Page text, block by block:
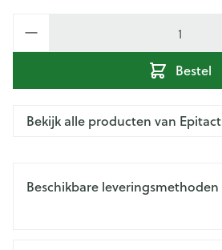
Bestel
Bekijk alle producten van Epitact
Beschikbare leveringsmethoden